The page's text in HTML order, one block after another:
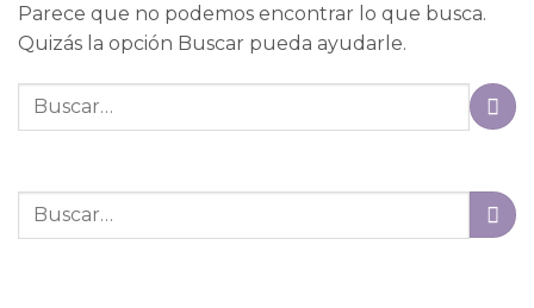
Parece que no podemos encontrar lo que busca.
Quizás la opción Buscar pueda ayudarle.